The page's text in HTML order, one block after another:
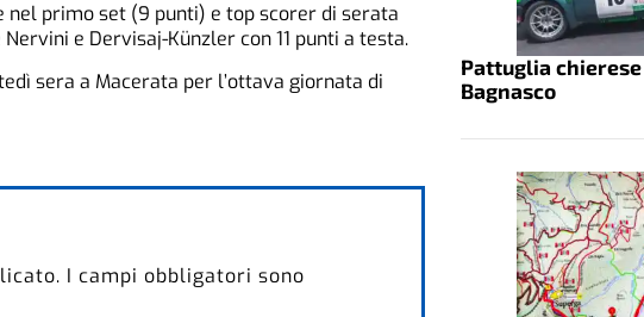
primo set (9 punti) e top scorer di serata
e Dervisaj-Künzler con 11 punti a testa.
sera a Macerata per l’ottava giornata di
I campi obbligatori sono
Pattuglia
Bagnasco